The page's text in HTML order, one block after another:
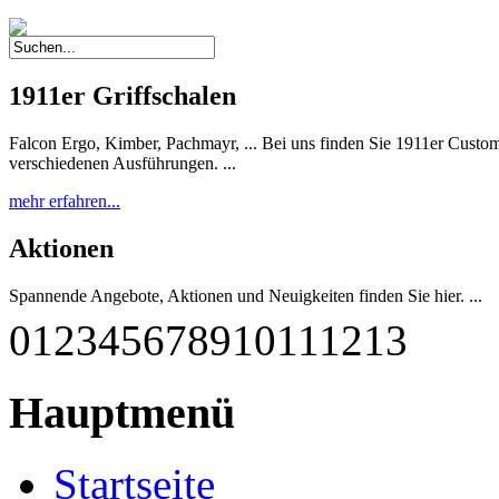
1911er Griffschalen
Falcon Ergo, Kimber, Pachmayr, ... Bei uns finden Sie 1911er
verschiedenen Ausführungen. ...
mehr erfahren...
Aktionen
Spannende Angebote, Aktionen und Neuigkeiten finden Sie hier. ...
mehr erfahren...
Diese einzigartige Pistole wurde nach deutschen
mehr erfahren...
012345678910111213
Hauptmenü
Startseite